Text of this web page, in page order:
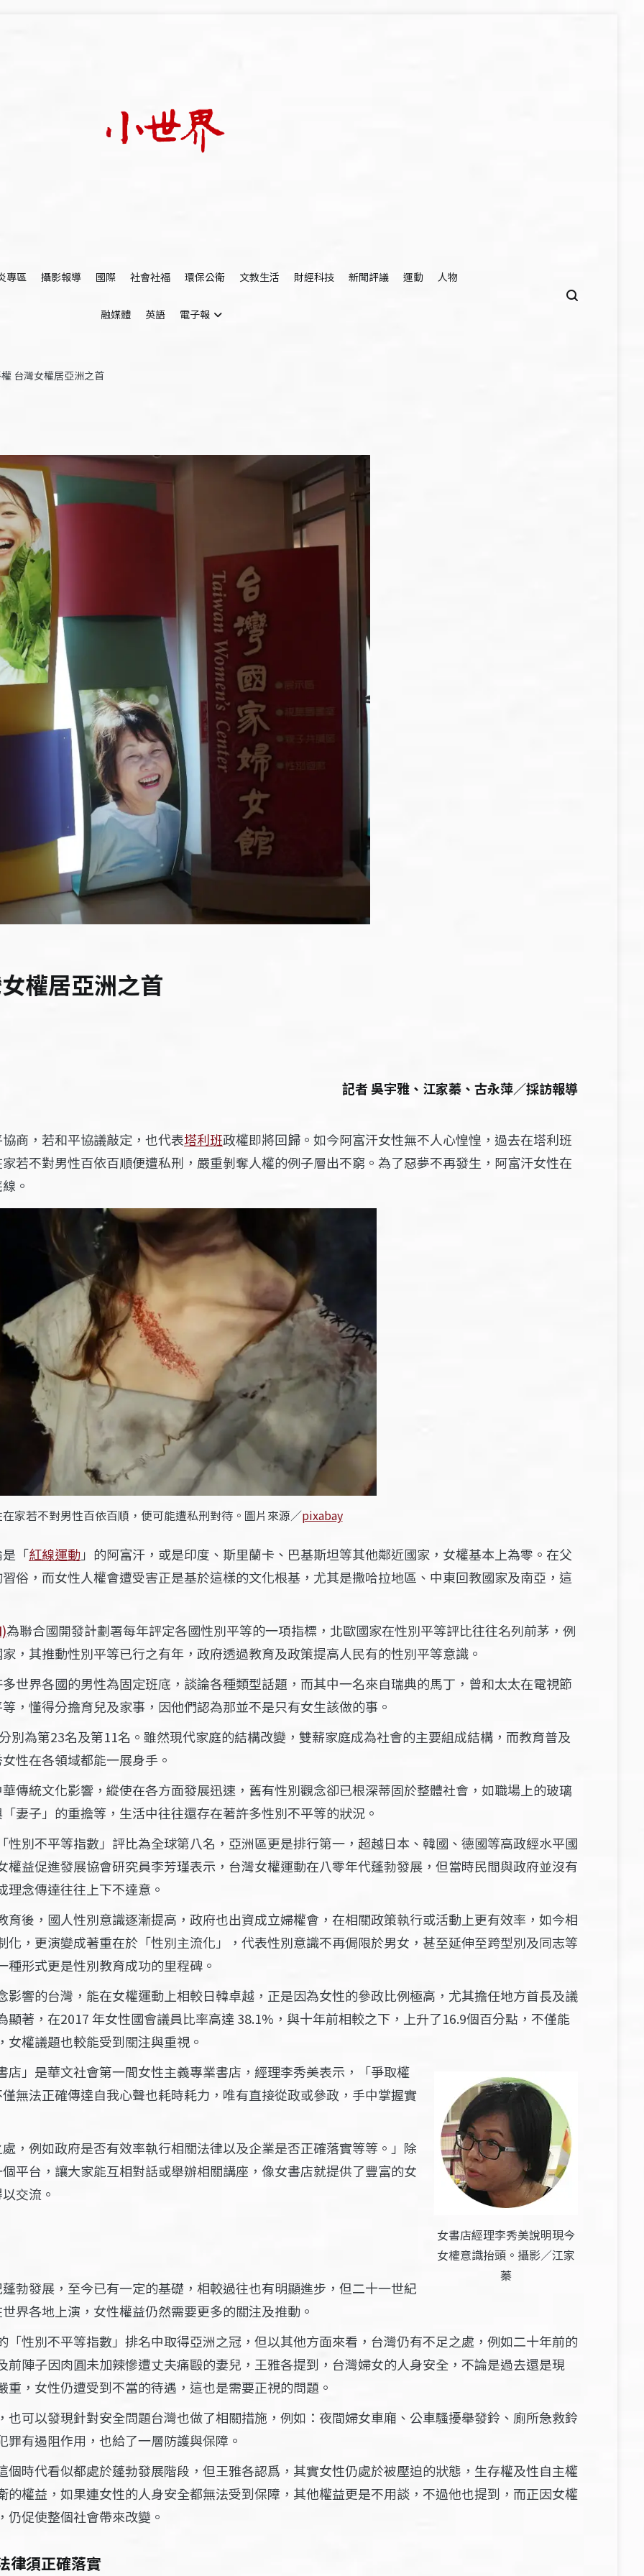
專區
攝影報導 國際 社會社福 環保公衛 文教生活 財經科技 新聞評議 運動 人物
融媒體 英語 電子報
台灣女權居亞洲之首
權居亞洲之首
記者 吳宇雅、江家蓁、古永萍／採訪報導
商，若和平協議敲定，也代表塔利班政權即將回歸。如今阿富汗女性無不人心惶惶，過去在塔利班
若不對男性百依百順便遭私刑，嚴重剝奪人權的例子層出不窮。為了惡夢不再發生，阿富汗女性在
。
家若不對男性百依百順，便可能遭私刑對待。圖片來源／pixabay
「紅線運動」的阿富汗，或是印度、斯里蘭卡、巴基斯坦等其他鄰近國家，女權基本上為零。在父
俗，而女性人權會遭受害正是基於這樣的文化根基，尤其是撒哈拉地區、中東回教國家及南亞，這
為聯合國開發計劃署每年評定各國性別平等的一項指標，北歐國家在性別平等評比往往名列前茅，例
，其推動性別平等已行之有年，政府透過教育及政策提高人民有的性別平等意識。
世界各國的男性為固定班底，談論各種類型話題，而其中一名來自瑞典的馬丁，曾和太太在電視節
，懂得分擔育兒及家事，因他們認為那並不是只有女生該做的事。
別為第23名及第11名。雖然現代家庭的結構改變，雙薪家庭成為社會的主要組成結構，而教育普及
性在各領域都能一展身手。
傳統文化影響，縱使在各方面發展迅速，舊有性別觀念卻已根深蒂固於整體社會，如職場上的玻璃
妻子」的重擔等，生活中往往還存在著許多性別不平等的狀況。
性別不平等指數」評比為全球第八名，亞洲區更是排行第一，超越日本、韓國、德國等高政經水平國
權益促進發展協會研究員李芳瑾表示，台灣女權運動在八零年代蓬勃發展，但當時民間與政府並沒有
理念傳達往往上下不達意。
育後，國人性別意識逐漸提高，政府也出資成立婦權會，在相關政策執行或活動上更有效率，如今相
化，更演變成著重在於「性別主流化」，代表性別意識不再侷限於男女，甚至延伸至跨型別及同志等
種形式更是性別教育成功的里程碑。
影響的台灣，能在女權運動上相較日韓卓越，正是因為女性的參政比例極高，尤其擔任地方首長及議
顯著，在2017 年女性國會議員比率高達 38.1%，與十年前相較之下，上升了16.9個百分點，不僅能
女權議題也較能受到關注與重視。
女書店經理李秀美說明現今
女權意識抬頭。攝影／江家
蓁
店」是華文社會第一間女性主義專業書店，經理李秀美表示，「爭取權
無法正確傳達自我心聲也耗時耗力，唯有直接從政或參政，手中掌握實
，例如政府是否有效率執行相關法律以及企業是否正確落實等等。」除
平台，讓大家能互相對話或舉辦相關講座，像女書店就提供了豐富的女
交流。
勃發展，至今已有一定的基礎，相較過往也有明顯進步，但二十一世紀
界各地上演，女性權益仍然需要更多的關注及推動。
「性別不平等指數」排名中取得亞洲之冠，但以其他方面來看，台灣仍有不足之處，例如二十年前的
前陣子因肉圓未加辣慘遭丈夫痛毆的妻兒，王雅各提到，台灣婦女的人身安全，不論是過去還是現
重，女性仍遭受到不當的待遇，這也是需要正視的問題。
也可以發現針對安全問題台灣也做了相關措施，例如：夜間婦女車廂、公車騷擾舉發鈴、廁所急救鈴
罪有遏阻作用，也給了一層防護與保障。
個時代看似都處於蓬勃發展階段，但王雅各認爲，其實女性仍處於被壓迫的狀態，生存權及性自主權
的權益，如果連女性的人身安全都無法受到保障，其他權益更是不用談，不過他也提到，而正因女權
仍促使整個社會帶來改變。
律須正確落實